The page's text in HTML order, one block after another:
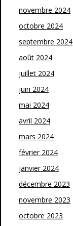
novembre 2024
octobre 2024
septembre 2024
août 2024
juillet 2024
juin 2024
mai 2024
avril 2024
mars 2024
février 2024
janvier 2024
décembre 2023
novembre 2023
octobre 2023